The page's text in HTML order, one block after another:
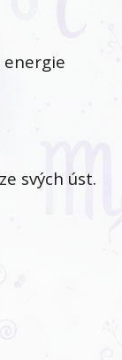
energie
svých úst.